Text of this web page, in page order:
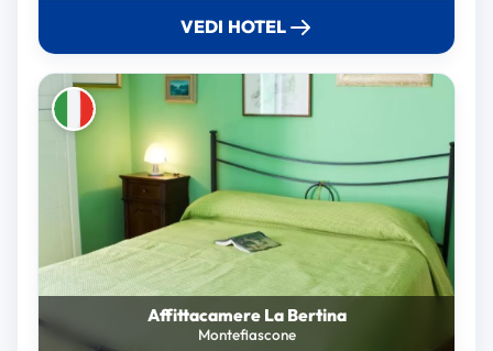
VEDI HOTEL
Affittacamere La Bertina
Montefiascone